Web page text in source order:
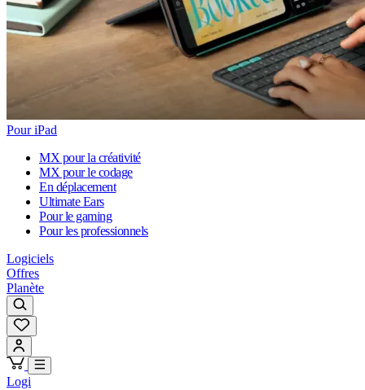
Pour iPad
MX pour la créativité
MX pour le codage
En déplacement
Ultimate Ears
Pour le gaming
Pour les professionnels
Logiciels
Offres
Planète
Logi